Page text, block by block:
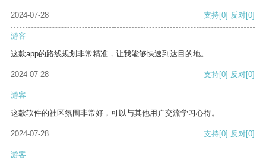
2024-07-28 支持[0] 反对[0]
游客
这款app的路线规划非常精准，让我能够快速到达目的地。
2024-07-28 支持[0] 反对[0]
游客
这款软件的社区氛围非常好，可以与其他用户交流学习心得。
2024-07-28 支持[0] 反对[0]
游客